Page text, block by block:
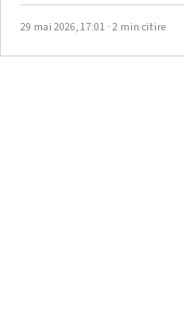
29 mai 2026, 17:01 · 2 min citire